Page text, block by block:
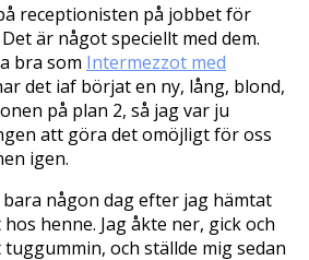
receptionisten på jobbet för
är något speciellt med dem.
bra som Intermezzot med
det iaf börjat en ny, lång, blond,
på plan 2, så jag var ju
att göra det omöjligt för oss
igen.
någon dag efter jag hämtat
henne. Jag åkte ner, gick och
och ställde mig sedan